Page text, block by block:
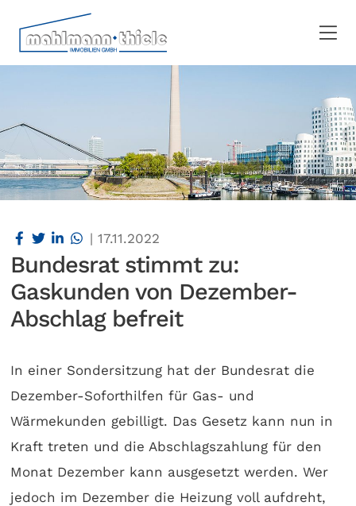
|17.11.2022
Bundesrat stimmt zu:
Gaskunden von Dezember-
Abschlag befreit
In einer Sondersitzung hat der Bundesrat die
Dezember-Soforthilfen für Gas- und
Wärmekunden gebilligt. Das Gesetz kann nun in
Kraft treten und die Abschlagszahlung für den
Monat Dezember kann ausgesetzt werden. Wer
jedoch im Dezember die Heizung voll aufdreht,